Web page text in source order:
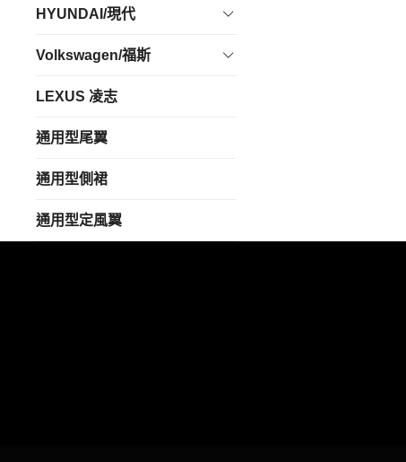
HYUNDAI/現代
Volkswagen/福斯
LEXUS 凌志
通用型尾翼
通用型側裙
通用型定風翼